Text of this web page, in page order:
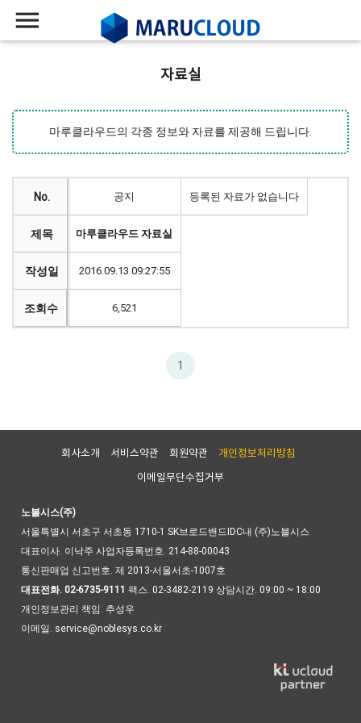
menu
자료실
마루클라우드의 각종 정보와 자료를 제공해 드립니다.
No.
제목
작성일
조회수
공지
마루클라우드 자료실
2016.09.13 09:27:55
6,521
등록된 자료가 없습니다
1
회사소개 서비스약관 회원약관
개인정보처리방침
이메일무단수집거부
노블시스(주)
서울특별시 서초구 서초동 1710-1 SK브로드밴드IDC내 (주)노블시스
대표이사. 이낙주 사업자등록번호. 214-88-00043
통신판매업 신고번호. 제 2013-서울서초-1007호
대표전화. 02-6735-9111 팩스. 02-3482-2119 상담시간. 09:00 ~ 18:00
개인정보관리 책임. 추성우
이메일. service@noblesys.co.kr